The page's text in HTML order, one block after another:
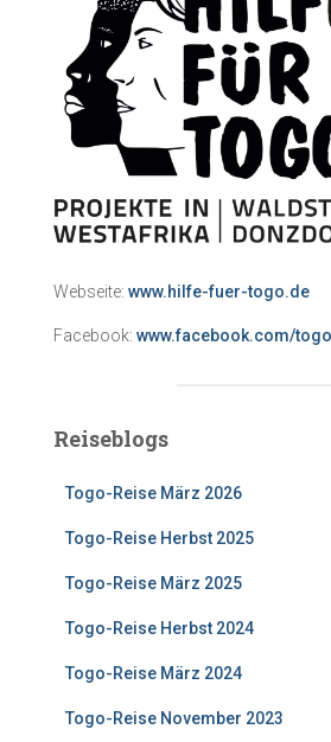
Webseite: www.hilfe-fuer-togo.de
Facebook: www.facebook.com/
Reiseblogs
Togo-Reise März 2026
Togo-Reise Herbst 2025
Togo-Reise März 2025
Togo-Reise Herbst 2024
Togo-Reise März 2024
Togo-Reise November 2023